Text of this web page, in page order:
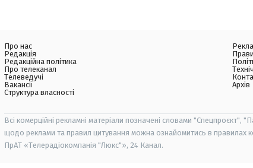
Про нас
Редакція
Редакційна політика
Про телеканал
Телеведучі
Вакансії
Структура власності
Архів
Всі комерційні рекламні матеріали позначені словами "Спецпроєкт",
щодо реклами та правил цитування можна ознайомитись в правилах
ПрАТ «Телерадіокомпанія "Люкс"», 24 Канал.